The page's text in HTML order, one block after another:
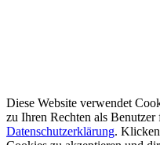
Diese Website verwendet
zu Ihren Rechten als
Datenschutzerklärung.